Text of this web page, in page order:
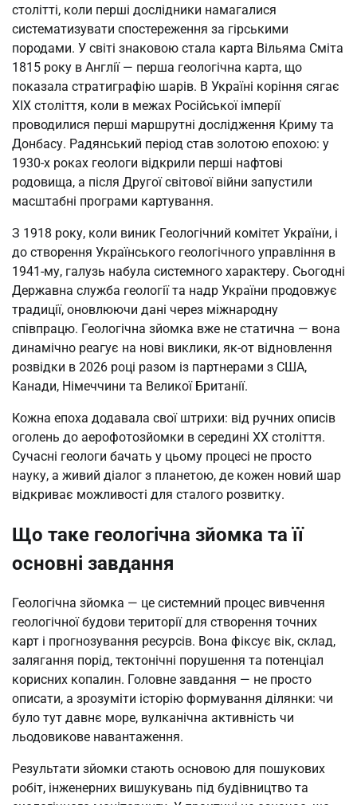
столітті, коли перші дослідники намагалися
систематизувати спостереження за гірськими
породами. У світі знаковою стала карта Вільяма Сміта
1815 року в Англії — перша геологічна карта, що
показала стратиграфію шарів. В Україні коріння сягає
XIX століття, коли в межах Російської імперії
проводилися перші маршрутні дослідження Криму та
Донбасу. Радянський період став золотою епохою: у
1930-х роках геологи відкрили перші нафтові
родовища, а після Другої світової війни запустили
масштабні програми картування.
З 1918 року, коли виник Геологічний комітет України, і
до створення Українського геологічного управління в
1941-му, галузь набула системного характеру. Сьогодні
Державна служба геології та надр України продовжує
традиції, оновлюючи дані через міжнародну
співпрацю. Геологічна зйомка вже не статична — вона
динамічно реагує на нові виклики, як-от відновлення
розвідки в 2026 році разом із партнерами з США,
Канади, Німеччини та Великої Британії.
Кожна епоха додавала свої штрихи: від ручних описів
оголень до аерофотозйомки в середині XX століття.
Сучасні геологи бачать у цьому процесі не просто
науку, а живий діалог з планетою, де кожен новий шар
відкриває можливості для сталого розвитку.
Що таке геологічна зйомка та її
основні завдання
Геологічна зйомка — це системний процес вивчення
геологічної будови території для створення точних
карт і прогнозування ресурсів. Вона фіксує вік, склад,
залягання порід, тектонічні порушення та потенціал
корисних копалин. Головне завдання — не просто
описати, а зрозуміти історію формування ділянки: чи
було тут давнє море, вулканічна активність чи
льодовикове навантаження.
Результати зйомки стають основою для пошукових
робіт, інженерних вишукувань під будівництво та